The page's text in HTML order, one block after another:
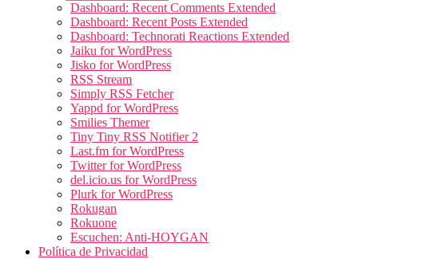
Dashboard: Recent Comments Extended
Dashboard: Recent Posts Extended
Dashboard: Technorati Reactions Extended
Jaiku for WordPress
Jisko for WordPress
RSS Stream
Simply RSS Fetcher
Yappd for WordPress
Smilies Themer
Tiny Tiny RSS Notifier 2
Last.fm for WordPress
Twitter for WordPress
del.icio.us for WordPress
Plurk for WordPress
Rokugan
Rokuone
Escuchen: Anti-HOYGAN
Política de Privacidad